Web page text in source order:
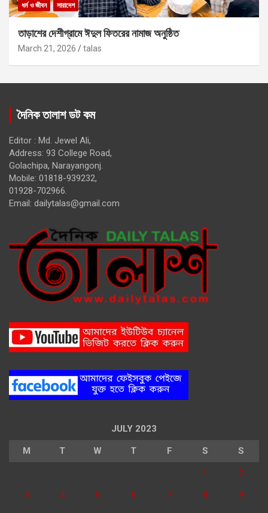
ধর্ম ও জীবন সারাদেশ
তাড়াশের দেশীগ্রামে ঈদুল ফিতরের নামাজ অনুষ্ঠিত
March 21, 2026 talas
দৈনিক তালাশ ডট কম
Editor : Md. Jewel Ali,
Address: 93 College Road,
Golachipa, Narayangonj.
Mobile: 01818-939232,
01928-702966.
Email: dailytalas@gmail.com
JULY 2023
M T W T F S S
1 2
3 4 5 6 7 8 9